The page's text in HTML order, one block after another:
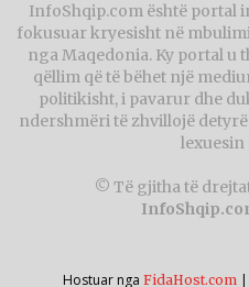
InfoShqip.com është portal
fokusuar kryesisht në
nga Maqedonia. Ky portal u
qëllim që të bëhet një
politikisht, i pavarur dhe
ndershmëri të zhvillojë
lexuesin
© Të gjitha të
Hostuar nga FidaHost.com |